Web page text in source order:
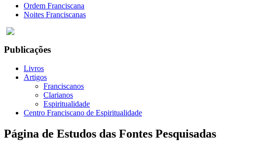
Ordem Franciscana
Noites Franciscanas
Publicações
Livros
Artigos
Franciscanos
Clarianos
Espiritualidade
Centro Franciscano de Espiritualidade
Página de Estudos das Fontes Pesquisadas